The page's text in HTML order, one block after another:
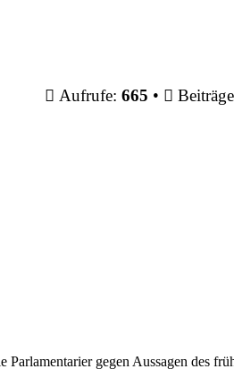
Aufrufe: 665 •
gegen Aus­sagen des